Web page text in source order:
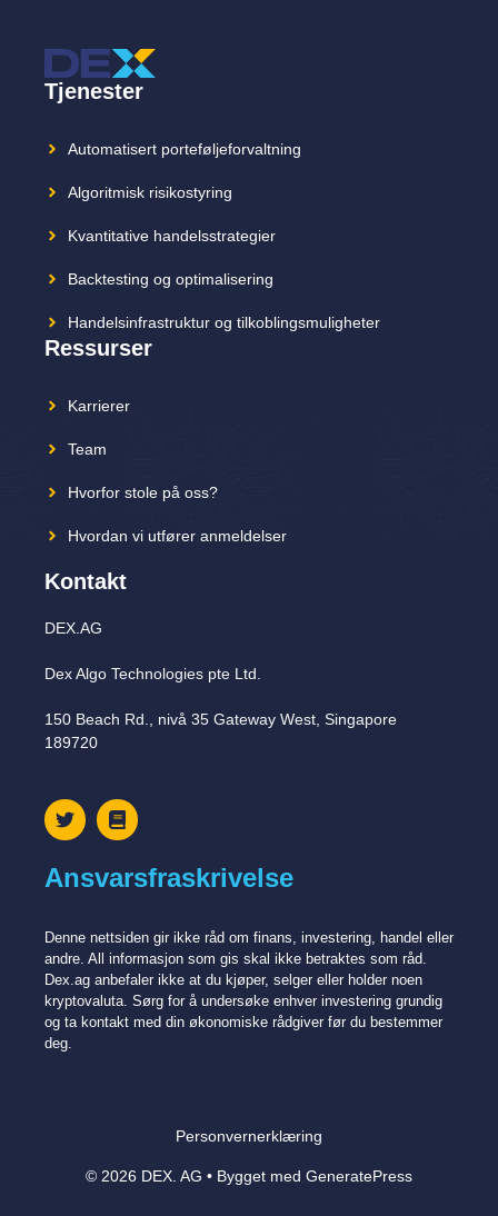
Tjenester
Automatisert porteføljeforvaltning
Algoritmisk risikostyring
Kvantitative handelsstrategier
Backtesting og optimalisering
Handelsinfrastruktur og tilkoblingsmuligheter
Ressurser
Karrierer
Team
Hvorfor stole på oss?
Hvordan vi utfører anmeldelser
Kontakt
DEX.AG
Dex Algo Technologies pte Ltd.
150 Beach Rd., nivå 35 Gateway West, Singapore
189720
Ansvarsfraskrivelse
Denne nettsiden gir ikke råd om finans, investering, handel eller
andre. All informasjon som gis skal ikke betraktes som råd.
Dex.ag anbefaler ikke at du kjøper, selger eller holder noen
kryptovaluta. Sørg for å undersøke enhver investering grundig
og ta kontakt med din økonomiske rådgiver før du bestemmer
deg.
Personvernerklæring
© 2026 DEX. AG • Bygget med GeneratePress